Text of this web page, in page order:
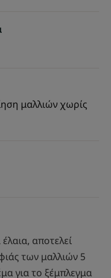
μαλλιών χωρίς
αποτελεί
των μαλλιών 5
για το ξέμπλεγμα